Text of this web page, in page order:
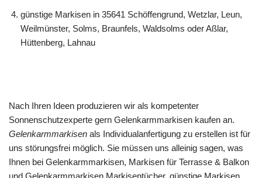
günstige Markisen in 35641 Schöffengrund, Wetzlar, Leun,
Weilmünster, Solms, Braunfels, Waldsolms oder Aßlar,
Hüttenberg, Lahnau
Nach Ihren Ideen produzieren wir als kompetenter
Sonnenschutzexperte gern Gelenkarmmarkisen kaufen an.
Gelenkarmmarkisen als Individualanfertigung zu erstellen ist für
uns störungsfrei möglich. Sie müssen uns alleinig sagen, was
Ihnen bei Gelenkarmmarkisen, Markisen für Terrasse & Balkon
und Gelenkarmmarkisen Markisentücher, günstige Markisen